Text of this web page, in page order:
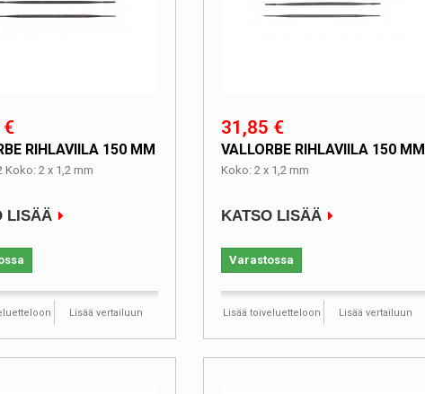
€
RIHLAVIILA 150 MM
Koko: 2 x 1,2 mm
LISÄÄ
Lisää vertailuun
31,85 €
VALLORBE RIHLAVIILA 150 MM
Koko: 2 x 1,2 mm
KATSO LISÄÄ
Varastossa
Lisää toiveluetteloon Lisää vertailuun